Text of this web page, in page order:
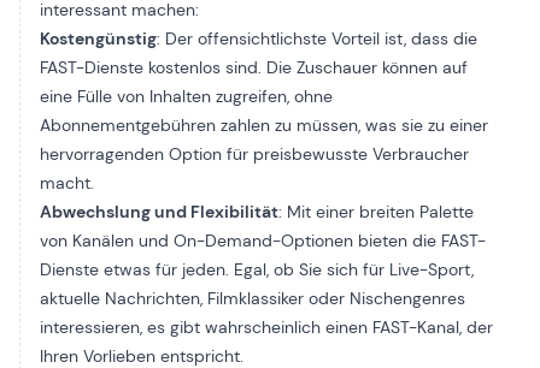
interessant machen:
Kostengünstig: Der offensichtlichste Vorteil ist, dass die
FAST-Dienste kostenlos sind. Die Zuschauer können auf
eine Fülle von Inhalten zugreifen, ohne
Abonnementgebühren zahlen zu müssen, was sie zu einer
hervorragenden Option für preisbewusste Verbraucher
macht.
Abwechslung und Flexibilität: Mit einer breiten Palette
von Kanälen und On-Demand-Optionen bieten die FAST-
Dienste etwas für jeden. Egal, ob Sie sich für Live-Sport,
aktuelle Nachrichten, Filmklassiker oder Nischengenres
interessieren, es gibt wahrscheinlich einen FAST-Kanal, der
Ihren Vorlieben entspricht.